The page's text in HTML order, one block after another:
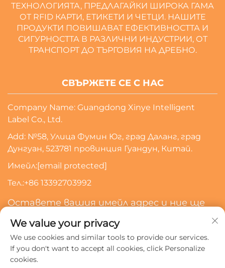
ТЕХНОЛОГИЯТА, ПРЕДЛАГАЙКИ ШИРОКА ГАМА
ОТ RFID КАРТИ, ЕТИКЕТИ И ЧЕТЦИ. НАШИТЕ
ПРОДУКТИ ПОВИШАВАТ ЕФЕКТИВНОСТТА И
СИГУРНОСТТА В РАЗЛИЧНИ ИНДУСТРИИ, ОТ
ТРАНСПОРТ ДО ТЪРГОВИЯ НА ДРЕБНО.
СВЪРЖЕТЕ СЕ С НАС
Company Name: Guangdong Xinye Intelligent
Label Co., Ltd.
Add: №58, Улица Фумин Юг, град Даланг, град
Дунгуан, 523781 провинция Гуандун, Китай.
Имейл:[email protected]
Тел.:+86 13392703992
Оставете вашия имейл адрес и ние ще
Абонирайте Се
We value your privacy
We use cookies and similar tools to provide our services.
If you don't want to accept all cookies, click Personalize
cookies.